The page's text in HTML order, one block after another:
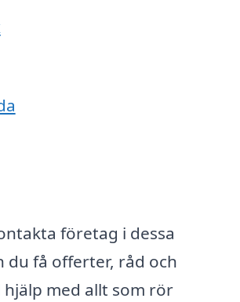
företag i dessa
du få offerter, råd och
med allt som rör